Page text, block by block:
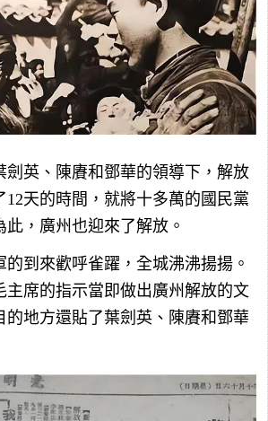
劍英、陳賡和鄧華的領導下，解放
12天的時間，就將十多萬的國民黨
，廣州也迎來了解放。
的到來歡呼雀躍，全城沸沸揚揚。
主席的指示當即做出廣州解放的文
的地方還貼了葉劍英、陳賡和鄧華